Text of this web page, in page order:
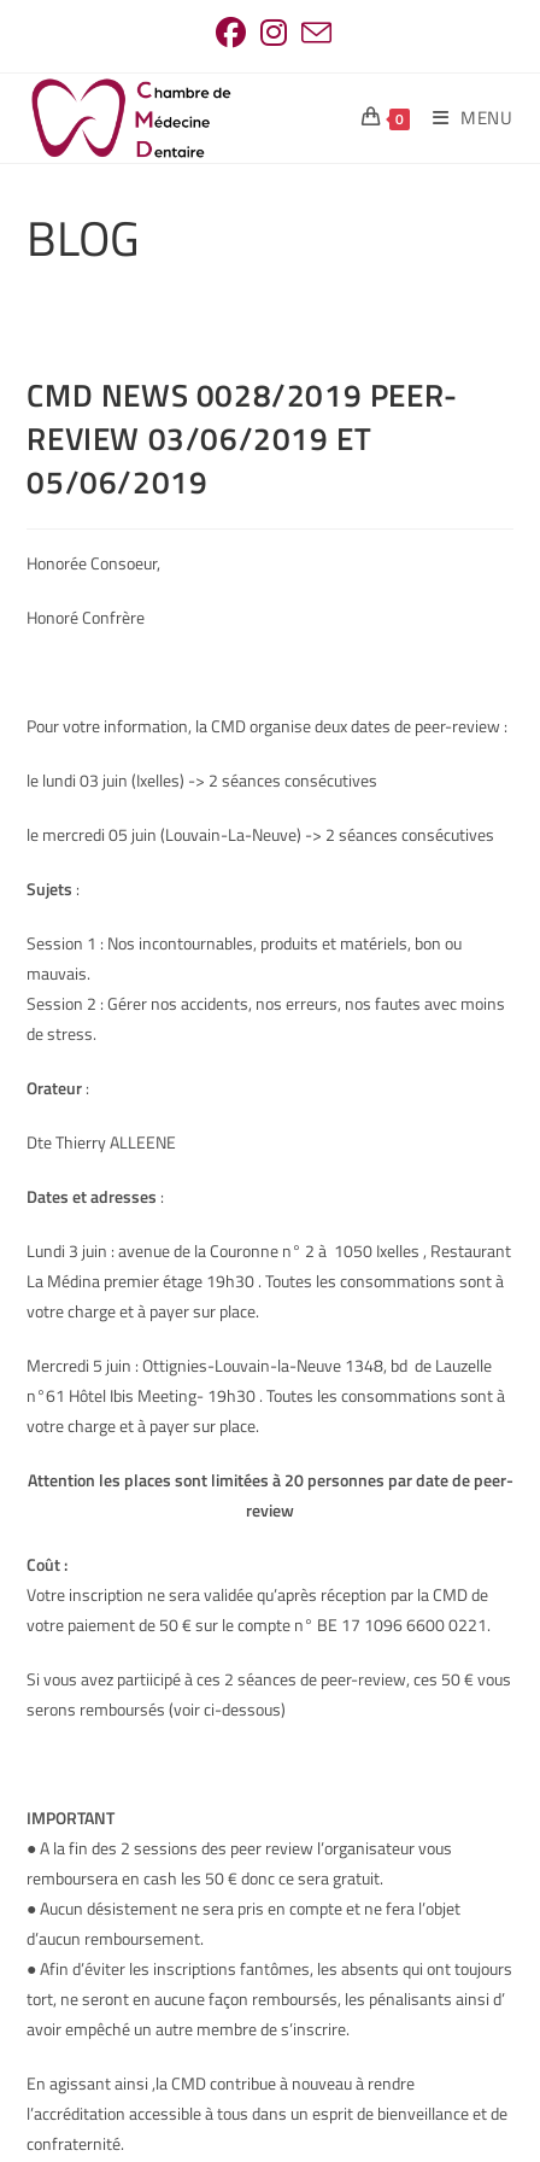
0 MENU
BLOG
CMD NEWS 0028/2019 PEER-
REVIEW 03/06/2019 ET
05/06/2019
Honorée Consoeur,
Honoré Confrère
Pour votre information, laCMDorganise deux dates de peer-review :
le lundi 03 juin (Ixelles) -> 2 séances consécutives
le mercredi 05 juin (Louvain-La-Neuve) -> 2 séances consécutives
Sujets :
Session 1 : Nos incontournables, produits et matériels, bon ou
mauvais.
Session 2 : Gérer nos accidents, nos erreurs, nos fautes avec moins
de stress.
Orateur:
Dte Thierry ALLEENE
Dates et adresses :
Lundi 3 juin : avenue de la Couronne n° 2 à 1050 Ixelles , Restaurant
La Médina premier étage 19h30 . Toutes les consommations sont à
votre charge et à payer sur place.
Mercredi 5 juin : Ottignies-Louvain-la-Neuve 1348, bd de Lauzelle
n°61 Hôtel Ibis Meeting- 19h30 . Toutes les consommations sont à
votre charge et à payer sur place.
Attention les places sont limitées à 20 personnes par date de peer-
review
Coût :
Votre inscription ne sera validée qu’après réception par laCMDde
votre paiement de 50 € sur le compte n° BE 17 1096 6600 0221.
Si vous avez partiicipé à ces 2 séances de peer-review, ces 50 € vous
serons remboursés (voir ci-dessous)
IMPORTANT
● A la fin des 2 sessions des peer review l’organisateur vous
remboursera en cash les 50 € donc ce sera gratuit.
● Aucun désistement ne sera pris en compte et ne fera l’objet
d’aucun remboursement.
● Afin d’éviter les inscriptions fantômes, les absents qui ont toujours
tort, ne seront en aucune façon remboursés, les pénalisants ainsi d’
avoir empêché un autre membre de s’inscrire.
En agissant ainsi ,laCMDcontribue à nouveau à rendre
l’accréditation accessible à tous dans un esprit de bienveillance et de
confraternité.